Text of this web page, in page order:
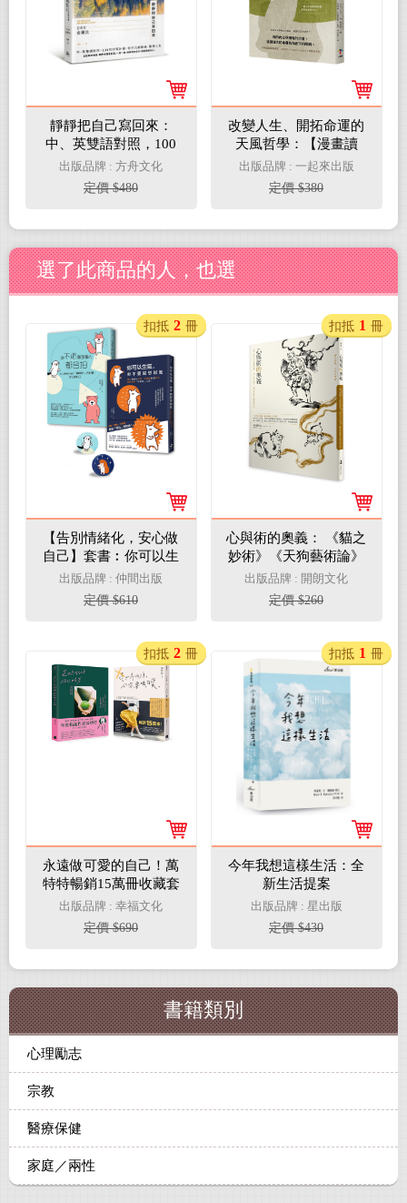
靜靜把自己寫回來：
中、英雙語對照，100
天抄寫計畫，陪你沉澱
情緒、整理人生
出版品牌 : 方舟文化
定價 $480
改變人生、開拓命運的
天風哲學：【漫畫讀
解】顯化好運的成功召
喚術
出版品牌 : 一起來出版
定價 $380
選了此商品的人，也選
【告別情緒化，安心做
自己】套書︰你可以生
氣，但不要越想越氣＋
你不必和每個人都合拍
（附贈可愛療癒插畫胸
出版品牌 : 仲間出版
定價 $610
扣抵 2 冊
心與術的奧義： 《貓之
妙術》《天狗藝術論》
二則日本古寓言，闡述
習藝與克敵致勝心法
出版品牌 : 開朗文化
定價 $260
扣抵 1 冊
永遠做可愛的自己！萬
特特暢銷15萬冊收藏套
書： 《這世界很煩，但
你要很可愛》+《這世
界很好，但你也不差》
出版品牌 : 幸福文化
定價 $690
扣抵 2 冊
今年我想這樣生活：全
新生活提案
出版品牌 : 星出版
定價 $430
扣抵 1 冊
書籍類別
心理勵志
宗教
醫療保健
家庭／兩性